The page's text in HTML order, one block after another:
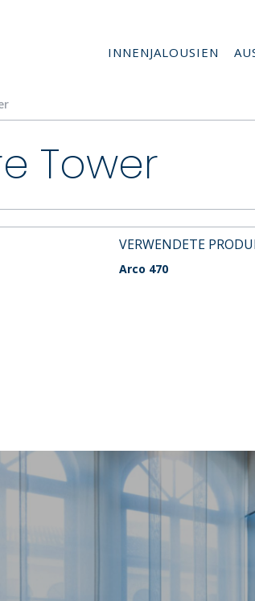
INNENJALOUSIEN
Tower
VERWENDETE
Arco 470